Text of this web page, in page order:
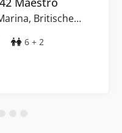
BVI, Tortola, Nanny
2024